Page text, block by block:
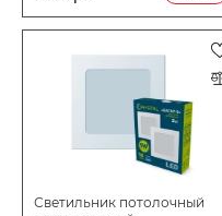
Светильник потолочный